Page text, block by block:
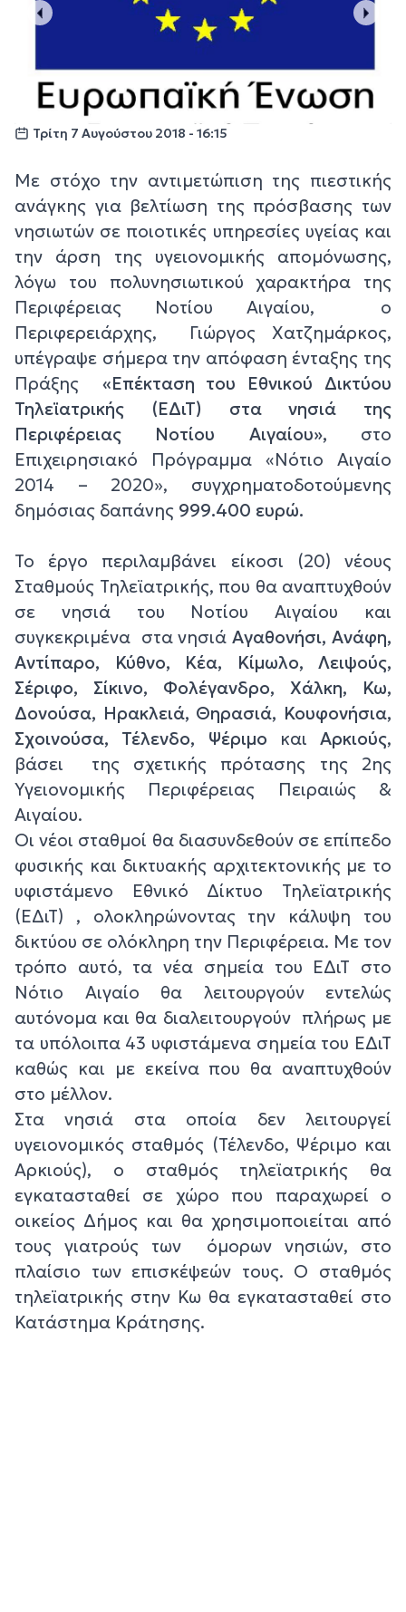
Τρίτη 7 Αυγούστου 2018 - 16:15
Με στόχο την αντιμετώπιση της πιεστικής
ανάγκης για βελτίωση της πρόσβασης των
νησιωτών σε ποιοτικές υπηρεσίες υγείας και
την άρση της υγειονομικής απομόνωσης,
λόγω του πολυνησιωτικού χαρακτήρα της
Περιφέρειας Νοτίου Αιγαίου, ο
Περιφερειάρχης, Γιώργος Χατζημάρκος,
υπέγραψε σήμερα την απόφαση ένταξης της
Πράξης «Επέκταση του Εθνικού Δικτύου
Τηλεϊατρικής (ΕΔιΤ) στα νησιά της
Περιφέρειας Νοτίου Αιγαίου», στο
Επιχειρησιακό Πρόγραμμα «Νότιο Αιγαίο
2014 – 2020», συγχρηματοδοτούμενης
δημόσιας δαπάνης 999.400 ευρώ.
Το έργο περιλαμβάνει είκοσι (20) νέους
Σταθμούς Τηλεϊατρικής, που θα αναπτυχθούν
σε νησιά του Νοτίου Αιγαίου και
συγκεκριμένα στα νησιάΑγαθονήσι, Ανάφη,
Αντίπαρο, Κύθνο, Κέα, Κίμωλο, Λειψούς,
Σέριφο, Σίκινο, Φολέγανδρο, Χάλκη, Κω,
Δονούσα, Ηρακλειά, Θηρασιά, Κουφονήσια,
Σχοινούσα, Τέλενδο, Ψέριμο και Αρκιούς,
βάσει της σχετικής πρότασης της 2ης
Υγειονομικής Περιφέρειας Πειραιώς &
Αιγαίου.
Οι νέοι σταθμοί θα διασυνδεθούν σε επίπεδο
φυσικής και δικτυακής αρχιτεκτονικής με το
υφιστάμενο Εθνικό Δίκτυο Τηλεϊατρικής
(ΕΔιΤ) , ολοκληρώνοντας την κάλυψη του
δικτύου σε ολόκληρη την Περιφέρεια. Με τον
τρόπο αυτό, τα νέα σημεία του ΕΔιΤ στο
Νότιο Αιγαίο θα λειτουργούν εντελώς
αυτόνομα και θα διαλειτουργούν πλήρως με
τα υπόλοιπα 43 υφιστάμενα σημεία του ΕΔιΤ
καθώς και με εκείνα που θα αναπτυχθούν
στο μέλλον.
Στα νησιά στα οποία δεν λειτουργεί
υγειονομικός σταθμός (Τέλενδο, Ψέριμο και
Αρκιούς), ο σταθμός τηλεϊατρικής θα
εγκατασταθεί σε χώρο που παραχωρεί ο
οικείος Δήμος και θα χρησιμοποιείται από
τους γιατρούς των όμορων νησιών, στο
πλαίσιο των επισκέψεών τους. Ο σταθμός
τηλεϊατρικής στην Κω θα εγκατασταθεί στο
Κατάστημα Κράτησης.